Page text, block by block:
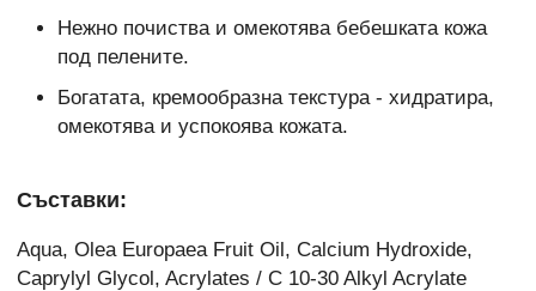
Нежно почиства и омекотява бебешката кожа
под пелените.
Богатата, кремообразна текстура - хидратира,
омекотява и успокоява кожата.
Съставки:
Aqua, Olea Europaea Fruit Oil, Calcium Hydroxide,
Caprylyl Glycol, Acrylates / C 10-30 Alkyl Acrylate